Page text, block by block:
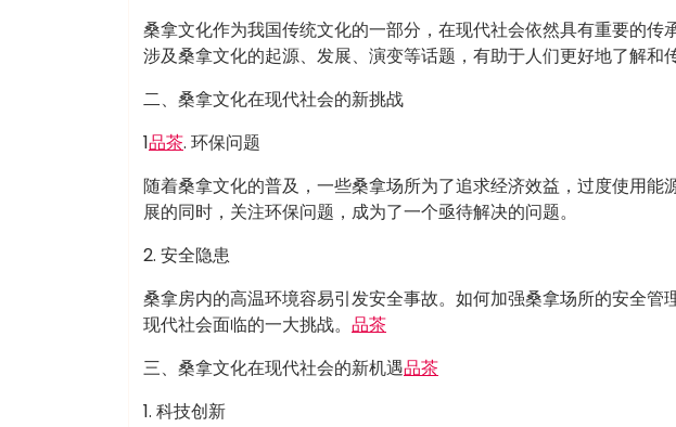
桑拿文化作为我国传统文化的一部分，在现代社会依然具有重要的传
涉及桑拿文化的起源、发展、演变等话题，有助于人们更好地了解和
二、桑拿文化在现代社会的新挑战
1品茶. 环保问题
随着桑拿文化的普及，一些桑拿场所为了追求经济效益，过度使用
展的同时，关注环保问题，成为了一个亟待解决的问题。
2. 安全隐患
桑拿房内的高温环境容易引发安全事故。如何加强桑拿场所的安全
现代社会面临的一大挑战。 品茶
三、桑拿文化在现代社会的新机遇品茶
1. 科技创新